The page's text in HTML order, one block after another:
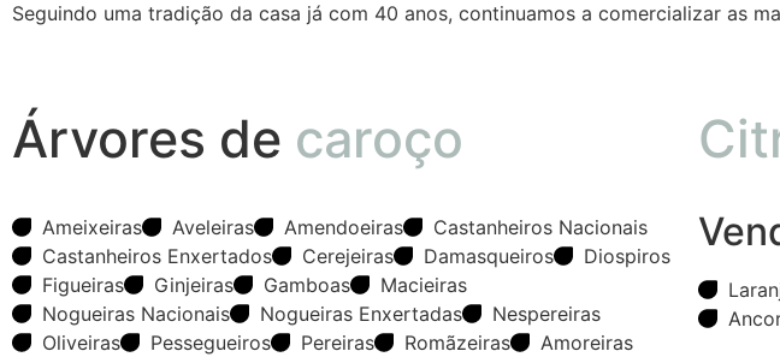
Seguindo uma tradição da casa já com 40 anos, continuamos a comercializar as
Árvores de caroço
Ameixeiras Aveleiras Amendoeiras
Castanheiros Nacionais
Castanheiros Enxertados
Cerejeiras Damasqueiros
Diospiros
Figueiras
Ginjeiras Gamboas
Macieiras
Nogueiras Nacionais
Nogueiras Enxertadas
Nespereiras
Oliveiras
Pessegueiros Pereiras Romãzeiras Amoreiras